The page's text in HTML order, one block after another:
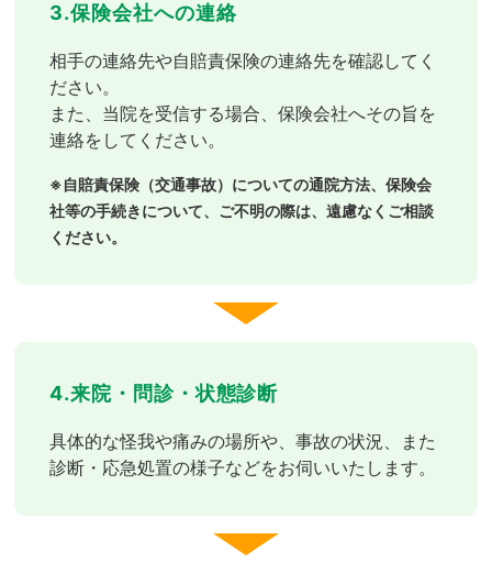
3.保険会社への連絡
相手の連絡先や自賠責保険の連絡先を確認してく
ださい。
また、当院を受信する場合、保険会社へその旨を
連絡をしてください。
※自賠責保険（交通事故）についての通院方法、保険会
社等の手続きについて、ご不明の際は、遠慮なくご相談
ください。
4.来院・問診・状態診断
具体的な怪我や痛みの場所や、事故の状況、また
診断・応急処置の様子などをお伺いいたします。